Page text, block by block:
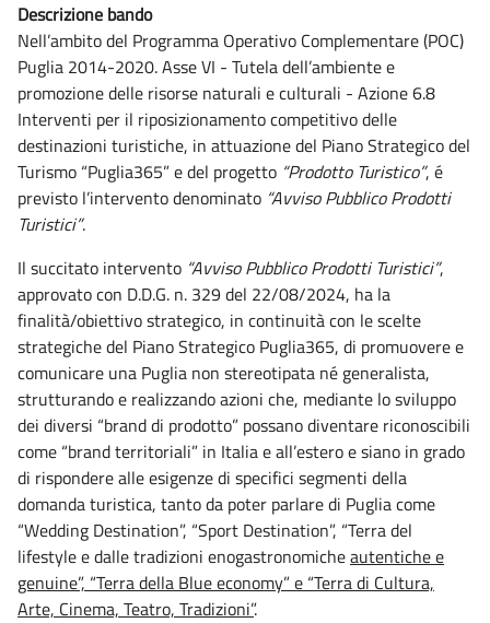
Descrizione bando
Nell’ambito del Programma Operativo Complementare (POC)
Puglia 2014-2020. Asse VI - Tutela dell’ambiente e
promozione delle risorse naturali e culturali - Azione 6.8
Interventi per il riposizionamento competitivo delle
destinazioni turistiche, in attuazione del Piano Strategico del
Turismo “Puglia365” e del progetto “Prodotto Turistico”, é
previsto l’intervento denominato “Avviso Pubblico Prodotti
Turistici”.
Il succitato intervento “Avviso Pubblico Prodotti Turistici”,
approvato con D.D.G. n. 329 del 22/08/2024, ha la
finalità/obiettivo strategico, in continuità con le scelte
strategiche del Piano Strategico Puglia365, di promuovere e
comunicare una Puglia non stereotipata né generalista,
strutturando e realizzando azioni che, mediante lo sviluppo
dei diversi “brand di prodotto” possano diventare riconoscibili
come “brand territoriali” in Italia e all’estero e siano in grado
di rispondere alle esigenze di specifici segmenti della
domanda turistica, tanto da poter parlare di Puglia come
“Wedding Destination”, “Sport Destination”, “Terra del
lifestyle e dalle tradizioni enogastronomicheautentiche e
genuine”, “Terra della Blue economy” e “Terra di Cultura,
Arte, Cinema, Teatro, Tradizioni”.